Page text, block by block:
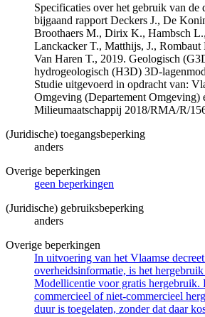
Specificaties over het gebruik van de
bijgaand rapport Deckers J., De
Broothaers M., Dirix K., Hambsch
Lanckacker T., Matthijs, J.,
Van Haren T., 2019. Geologisch
hydrogeologisch (H3D) 3D-
Studie uitgevoerd in opdracht van:
Omgeving (Departement Omgeving)
Milieumaatschappij 2018/RMA/R/
(Juridische) toegangsbeperking
anders
Overige beperkingen
geen beperkingen
(Juridische) gebruiksbeperking
anders
Overige beperkingen
In uitvoering van het Vlaamse
overheidsinformatie, is het
Modellicentie voor gratis hergebruik.
commercieel of niet-commercieel
duur is toegelaten, zonder dat daar